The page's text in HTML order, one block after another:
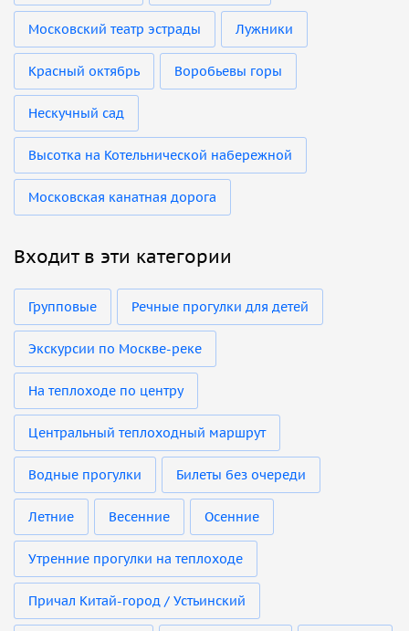
Московский театр эстрады Лужники
Красный октябрь Воробьевы горы
Нескучный сад
Высотка на Котельнической набережной
Московская канатная дорога
Входит в эти категории
Групповые Речные прогулки для детей
Экскурсии по Москве-реке
На теплоходе по центру
Центральный теплоходный маршрут
Водные прогулки Билеты без очереди
Летние Весенние Осенние
Утренние прогулки на теплоходе
Причал Китай-город / Устьинский